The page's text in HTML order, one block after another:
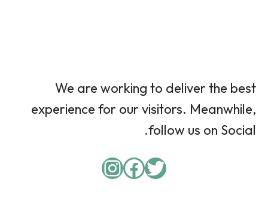
We are working to deliver the best
experience for our visitors. Meanwhile,
follow us on Social.
Twitter
Facebook
Instagram